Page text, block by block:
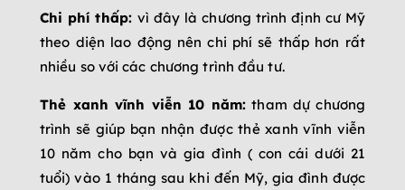
Chi phí thấp: vì đây là chương trình định cư Mỹ
theo diện lao động nên chi phí sẽ thấp hơn rất
nhiều so với các chương trình đầu tư.
Thẻ xanh vĩnh viễn 10 năm: tham dự chương
trình sẽ giúp bạn nhận được thẻ xanh vĩnh viễn
10 năm cho bạn và gia đình ( con cái dưới 21
tuổi) vào 1 tháng sau khi đến Mỹ, gia đình được